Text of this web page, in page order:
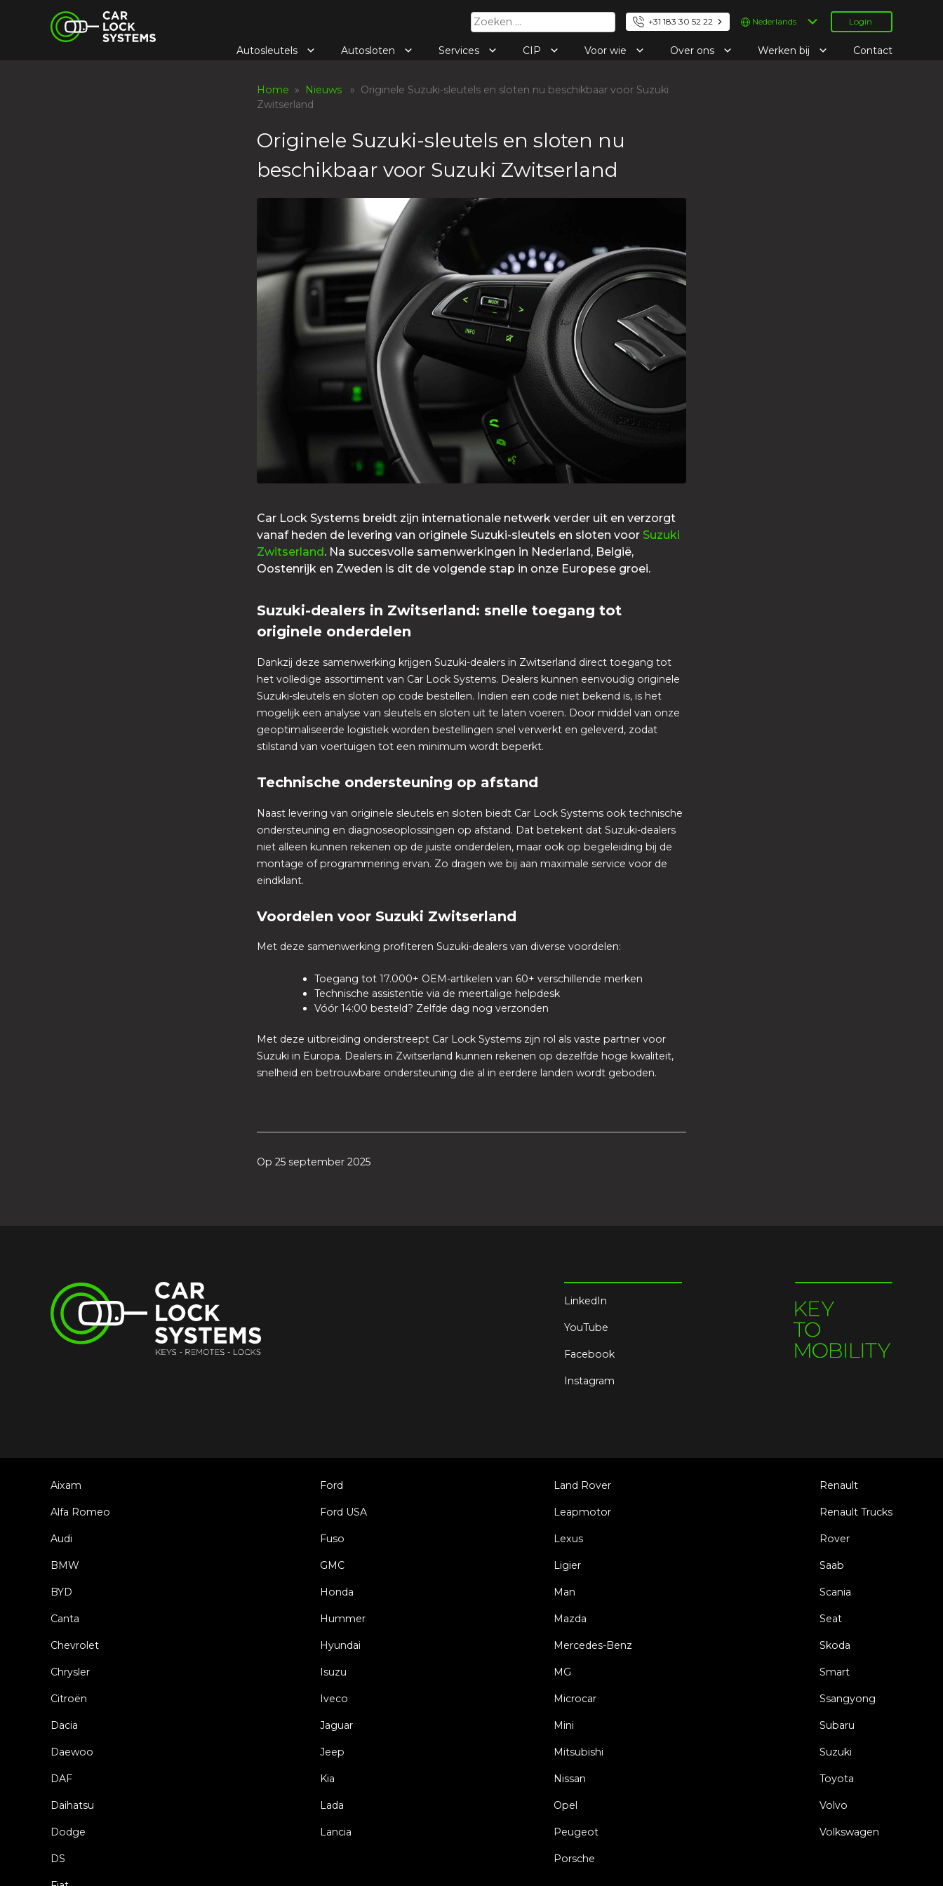
Car Lock Systems
Zoeken
naar:
+31 183 30 52 22
Kies
een
Login
Autosleutels Autosloten Services CIP Voor wie Over ons Werken bij Contact
Home » Nieuws » Originele Suzuki-sleutels en sloten nu beschikbaar voor Suzuki
Zwitserland
Originele Suzuki-sleutels en sloten nu
beschikbaar voor Suzuki Zwitserland
Car Lock Systems breidt zijn internationale netwerk verder uit en verzorgt
vanaf heden de levering van originele Suzuki-sleutels en sloten voor Suzuki
Zwitserland . Na succesvolle samenwerkingen in Nederland, België,
Oostenrijk en Zweden is dit de volgende stap in onze Europese groei.
Suzuki-dealers in Zwitserland: snelle toegang tot
originele onderdelen
Dankzij deze samenwerking krijgen Suzuki-dealers in Zwitserland direct toegang tot
het volledige assortiment van Car Lock Systems. Dealers kunnen eenvoudig originele
Suzuki-sleutels en sloten op code bestellen. Indien een code niet bekend is, is het
mogelijk een analyse van sleutels en sloten uit te laten voeren. Door middel van onze
geoptimaliseerde logistiek worden bestellingen snel verwerkt en geleverd, zodat
stilstand van voertuigen tot een minimum wordt beperkt.
Technische ondersteuning op afstand
Naast levering van originele sleutels en sloten biedt Car Lock Systems ook technische
ondersteuning en diagnoseoplossingen op afstand. Dat betekent dat Suzuki-dealers
niet alleen kunnen rekenen op de juiste onderdelen, maar ook op begeleiding bij de
montage of programmering ervan. Zo dragen we bij aan maximale service voor de
eindklant.
Voordelen voor Suzuki Zwitserland
Met deze samenwerking profiteren Suzuki-dealers van diverse voordelen:
Toegang tot 17.000+ OEM-artikelen van 60+ verschillende merken
Technische assistentie via de meertalige helpdesk
Vóór 14:00 besteld? Zelfde dag nog verzonden
Met deze uitbreiding onderstreept Car Lock Systems zijn rol als vaste partner voor
Suzuki in Europa. Dealers in Zwitserland kunnen rekenen op dezelfde hoge kwaliteit,
snelheid en betrouwbare ondersteuning die al in eerdere landen wordt geboden.
Op 25 september 2025
LinkedIn
YouTube
Facebook
Instagram
Aixam
Alfa Romeo
Audi
BMW
BYD
Canta
Chevrolet
Chrysler
Citroën
Dacia
Daewoo
DAF
Daihatsu
Dodge
DS
Ford
Ford USA
Fuso
GMC
Honda
Hummer
Hyundai
Isuzu
Iveco
Jaguar
Jeep
Kia
Lada
Lancia
Land Rover
Leapmotor
Lexus
Ligier
Man
Mazda
Mercedes-Benz
MG
Microcar
Mini
Mitsubishi
Nissan
Opel
Peugeot
Porsche
Renault
Renault Trucks
Rover
Saab
Scania
Seat
Skoda
Smart
Ssangyong
Subaru
Suzuki
Toyota
Volvo
Volkswagen